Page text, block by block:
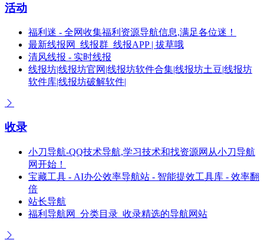
活动
福利迷 - 全网收集福利资源导航信息,满足各位迷！
最新线报网_线报群_线报APP | 拔草哦
清风线报 - 实时线报
线报坊|线报坊官网|线报坊软件合集|线报坊土豆|线报坊
软件库|线报坊破解软件|
收录
小刀导航-QQ技术导航,学习技术和找资源网从小刀导航
网开始！
宝藏工具 - AI办公效率导航站 - 智能提效工具库 - 效率翻
倍
站长导航
福利导航网_分类目录_收录精选的导航网站